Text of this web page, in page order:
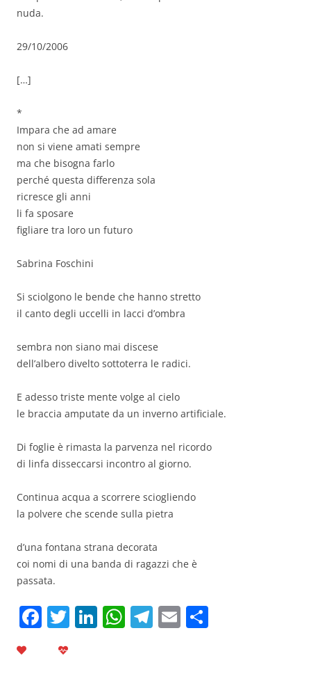
nuda.
29/10/2006
[…]
*
Impara che ad amare
non si viene amati sempre
ma che bisogna farlo
perché questa differenza sola
ricresce gli anni
li fa sposare
figliare tra loro un futuro
Sabrina Foschini
Si sciolgono le bende che hanno stretto
il canto degli uccelli in lacci d’ombra
sembra non siano mai discese
dell’albero divelto sottoterra le radici.
E adesso triste mente volge al cielo
le braccia amputate da un inverno artificiale.
Di foglie è rimasta la parvenza nel ricordo
di linfa disseccarsi incontro al giorno.
Continua acqua a scorrere sciogliendo
la polvere che scende sulla pietra
d’una fontana strana decorata
coi nomi di una banda di ragazzi che è
passata.
F T Li W T E